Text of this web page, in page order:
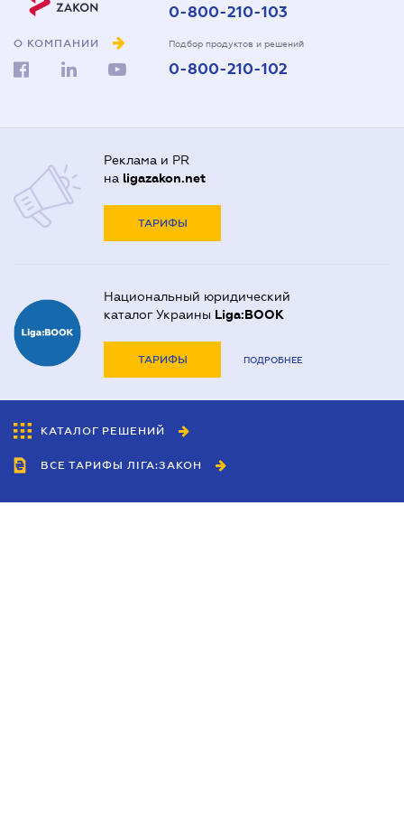
О КОМПАНИИ
0-800-210-103
Подбор продуктов и решений
0-800-210-102
Реклама и PR
на ligazakon.net
ТАРИФЫ
Национальный юридический
каталог Украины Liga:BOOK
ТАРИФЫ ПОДРОБНЕЕ
КАТАЛОГ РЕШЕНИЙ
ВСЕ ТАРИФЫ ЛІГА:ЗАКОН